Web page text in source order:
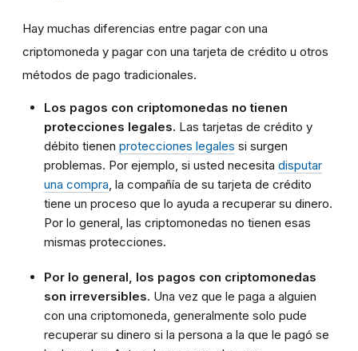
Hay muchas diferencias entre pagar con una
criptomoneda y pagar con una tarjeta de crédito u otros
métodos de pago tradicionales.
Los pagos con criptomonedas no tienen
protecciones legales. Las tarjetas de crédito y
débito tienen protecciones legales si surgen
problemas. Por ejemplo, si usted necesita disputar
una compra, la compañía de su tarjeta de crédito
tiene un proceso que lo ayuda a recuperar su dinero.
Por lo general, las criptomonedas no tienen esas
mismas protecciones.
Por lo general, los pagos con criptomonedas
son irreversibles. Una vez que le paga a alguien
con una criptomoneda, generalmente solo pude
recuperar su dinero si la persona a la que le pagó se